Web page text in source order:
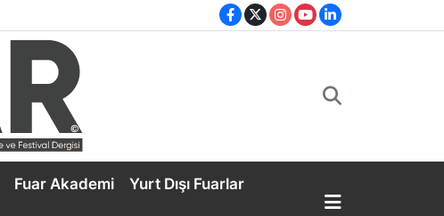
Fuar Akademi Yurt Dışı Fuarlar